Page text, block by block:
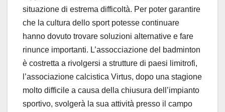
situazione di estrema difficoltà. Per poter garantire
che la cultura dello sport potesse continuare
hanno dovuto trovare soluzioni alternative e fare
rinunce importanti. L’assocciazione del badminton
è costretta a rivolgersi a strutture di paesi limitrofi,
l’associazione calcistica Virtus, dopo una stagione
molto difficile a causa della chiusura dell’impianto
sportivo, svolgerà la sua attività presso il campo